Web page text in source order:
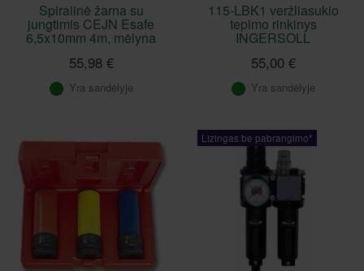
Spiralinė žarna su
jungtimis CEJN Esafe
6,5x10mm 4m, mėlyna
55,98 €
Yra sandėlyje
115-LBK1 veržliasukio
tepimo rinkinys
INGERSOLL
55,00 €
Yra sandėlyje
Lizingas be pabrangimo*